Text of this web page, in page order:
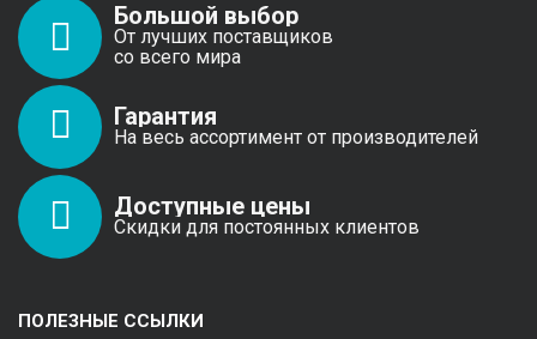
Большой выбор
От лучших поставщиков
со всего мира
Гарантия
На весь ассортимент от производителей
Доступные цены
Скидки для постоянных клиентов
ПОЛЕЗНЫЕ ССЫЛКИ